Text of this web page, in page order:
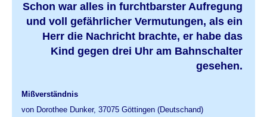
Schon war alles in furchtbarster Aufregung
und voll gefährlicher Vermutungen, als ein
Herr die Nachricht brachte, er habe das
Kind gegen drei Uhr am Bahnschalter
gesehen.
Mißverständnis
von Dorothee Dunker, 37075 Göttingen (Deutschand)